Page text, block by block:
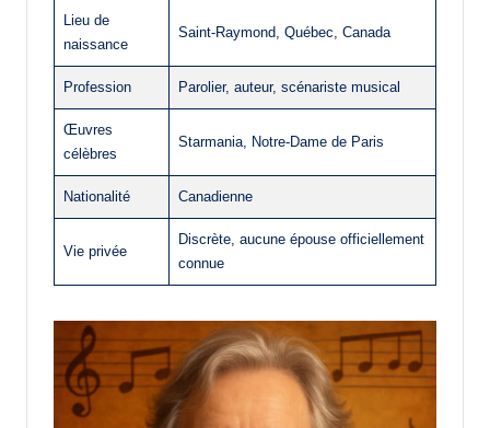
Lieu de
naissance
Saint-Raymond, Québec, Canada
Profession Parolier, auteur, scénariste musical
Œuvres
célèbres
Starmania, Notre-Dame de Paris
Nationalité Canadienne
Vie privée
Discrète, aucune épouse officiellement
connue